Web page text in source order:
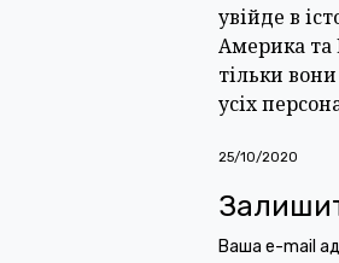
увійде в
Америка та
тільки
усіх
25/10/2020
Ваша e-mail